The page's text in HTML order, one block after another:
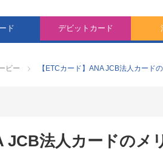
ド デビットカード
ビー 【ETCカード】ANA JCB法人カード
JCB法人カードの